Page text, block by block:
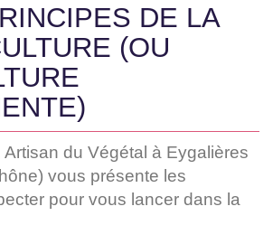
DE LA
(OU
du Végétal à Eygalières
vous présente les
pour vous lancer dans la